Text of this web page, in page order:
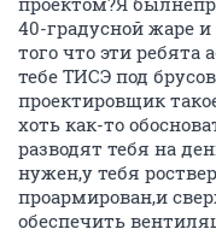
40-градусной жаре
того что эти ребята
тебе ТИСЭ под
проектировщик
хоть как-то
разводят тебя на
нужен,у тебя
проармирован,и
обеспечить